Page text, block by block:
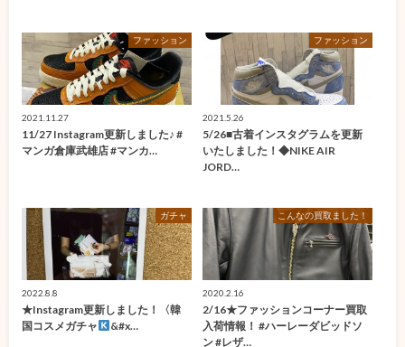
ファッション
2021.11.27
11/27 Instagram更新しました♪ #
マンガ倉庫武雄店 #マンカ…
ファッション
2021.5.26
5/26■古着インスタグラムを更新
いたしました！◆NIKE AIR
JORD…
ガチャ
2022.8.8
★Instagram更新しました！〈韓
国コスメガチャ
&#x…
こんなの買取ました！
2020.2.16
2/16★ファッションコーナー買取
入荷情報！ #ハーレーダビッドソ
ン #レザ…